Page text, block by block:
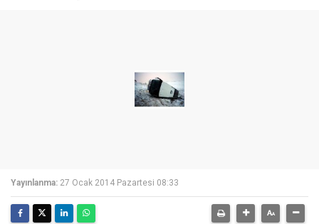
Yayınlanma: 27 Ocak 2014 Pazartesi 08:33